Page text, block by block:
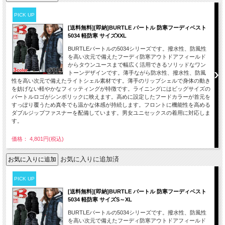
PICK UP
[送料無料][即納]BURTLE バートル 防寒フーディベスト
5034 軽防寒 サイズXXL
BURTLEバートルの5034シリーズです。撥水性、防風性
を高い次元で備えたフーディ防寒アウトドアフィールド
からタウンユースまで幅広く活用できるソリッドなワン
トーンデザインです。薄手ながら防水性、撥水性、防風
性を高い次元で備えたライトシェル素材です。薄手のリップシェルで身体の動き
を妨げない軽やかなフィッティングが特徴です。ライニングにはビッグサイズの
バートルロゴがシンボリックに映えます。高めに設定したフードカラーが首元を
すっぽり覆うため真冬でも温かな体感が持続します。フロントに機能性を高める
ダブルジップファスナーを配備しています。男女ユニセックスの着用に対応しま
す。
価格： 4,801円(税込)
お気に入りに追加済
PICK UP
[送料無料][即納]BURTLE バートル 防寒フーディベスト
5034 軽防寒 サイズS～XL
BURTLEバートルの5034シリーズです。撥水性、防風性
を高い次元で備えたフーディ防寒アウトドアフィールド